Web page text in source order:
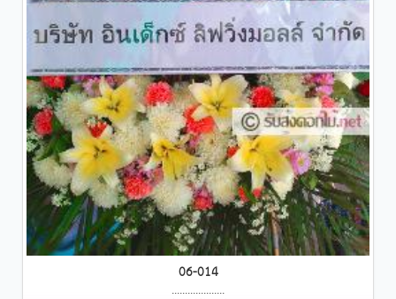
06-014
....................